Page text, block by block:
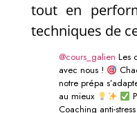
tout en
techniques de
@cours_galien Les
avec nous !
notre prépa
au mieux
Coaching anti-